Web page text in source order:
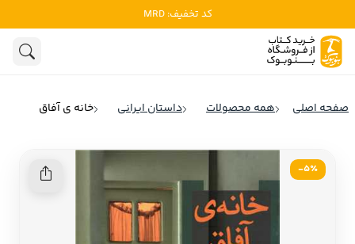
کد تخفیف: MRD
ادبیات
تاریخ و سیاست
ادبیات انگلیس
ادبیات فرانسه
ادبیات ایتالیا
ادبیات روسیه
صفحه اصلی همه محصولات داستان ایرانی خانه ی آفاق
5٪-